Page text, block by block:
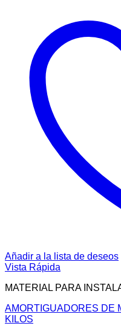
Añadir a la lista de deseos
Vista Rápida
MATERIAL PARA
AMORTIGUADORES DE
KILOS